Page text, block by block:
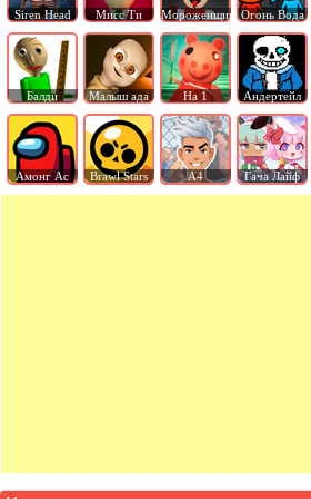
Siren Head Мисс Ти Мороженщик Огонь Вода
Балди Малыш ада На 1 Андертейл
Амонг Ас Brawl Stars А4 Гача Лайф